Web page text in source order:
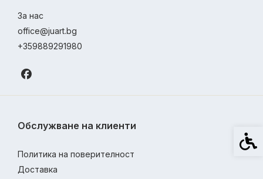
За нас
office@juart.bg
+359889291980
Обслужване на клиенти
Политика на поверителност
Доставка